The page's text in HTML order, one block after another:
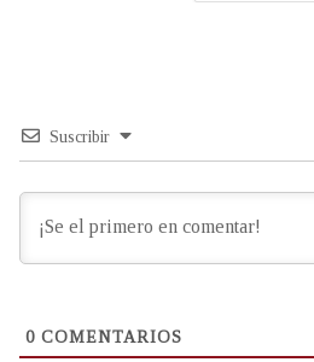
Suscribir
0 COMENTARIOS